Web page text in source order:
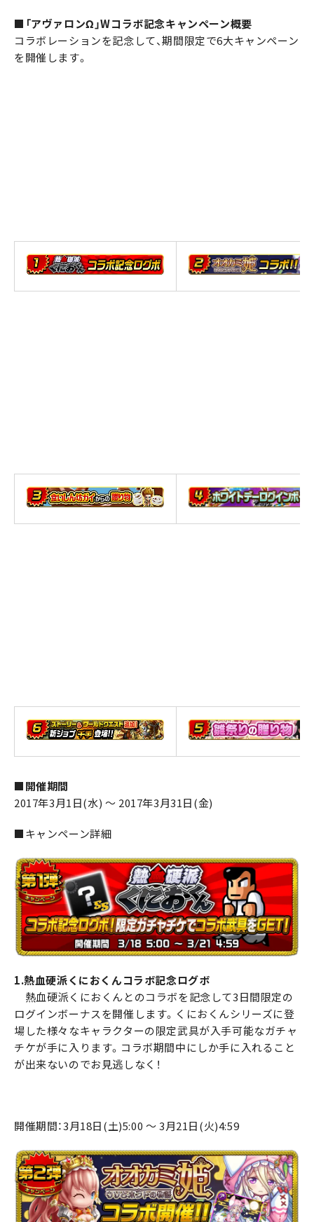
■「アヴァロンΩ」Wコラボ記念キャンペーン概要
コラボレーションを記念して、期間限定で6大キャンペーン
を開催します。
■開催期間
2017年3月1日(水) ～ 2017年3月31日(金)
■キャンペーン詳細
1.熱血硬派くにおくんコラボ記念ログボ
熱血硬派くにおくんとのコラボを記念して3日間限定の
ログインボーナスを開催します。くにおくんシリーズに登
場した様々なキャラクターの限定武具が入手可能なガチャ
チケが手に入ります。コラボ期間中にしか手に入れること
が出来ないのでお見逃しなく！
開催期間：3月18日(土)5:00 ～ 3月21日(火)4:59